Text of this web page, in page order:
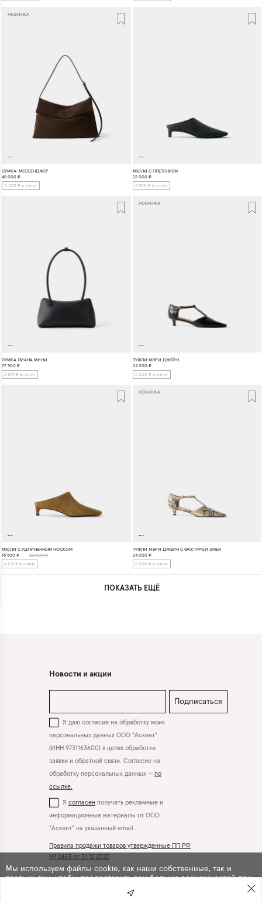
НОВИНКА
СУМКА-МЕССЕНДЖЕР
45 000 ₽
11 250 ₽ в сплит
МЮЛИ С ПЛЕТЕНИЕМ
22 000₽
5 500 ₽ в сплит
СУМКА ЛИАНА МИНИ
27 500 ₽
6 875 ₽ в сплит
НОВИНКА
ТУФЛИ МЭРИ ДЖЕЙН
24 000₽
6 000 ₽ в сплит
МЮЛИ С УДЛИНЕННЫМ НОСКОМ
16 500 ₽
22 000 ₽
4 125 ₽ в сплит
НОВИНКА
ТУФЛИ МЭРИ ДЖЕЙН С ФАКТУРОЙ ЗМЕИ
24 000₽
6 000 ₽ в сплит
ПОКАЗАТЬ ЕЩЁ
Новости и акции
Подписаться
Я даю согласие на обработку моих
персональных данных ООО "Аскент"
(ИНН 9731163600) в целях обработки
заявки и обратной связи. Согласие на
обработку персональных данных — по
ссылке.
Я согласен получать рекламные и
информационные материалы от ООО
"Аскент" на указанный email.
Правила продажи товаров утвержденные ПП РФ
№ 2463 от 31.12.2020
Мы используем файлы cookie, как наши собственные, так и
третьих лиц, чтобы предоставить вам больше возможностей при
использовании сайта. Продолжая навигацию по сайту, вы
с их использованием .